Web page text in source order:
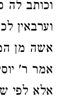
וכותב לה
וערבאין
אשה מן
אמר ר'
אלא לפי